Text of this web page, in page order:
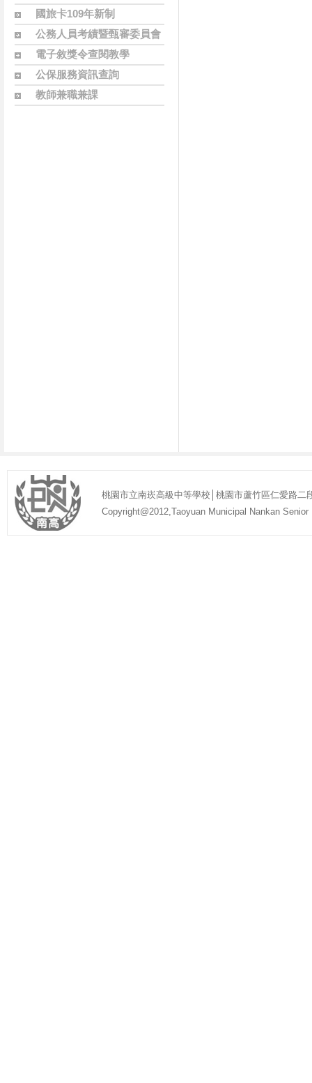
國旅卡109年新制
公務人員考績暨甄審委員會
名單
電子敘獎令查閱教學
公保服務資訊查詢
教師兼職兼課
桃園市立南崁高級中等學校│桃園市蘆竹區仁愛路二
Copyright@2012,Taoyuan Municipal Nankan